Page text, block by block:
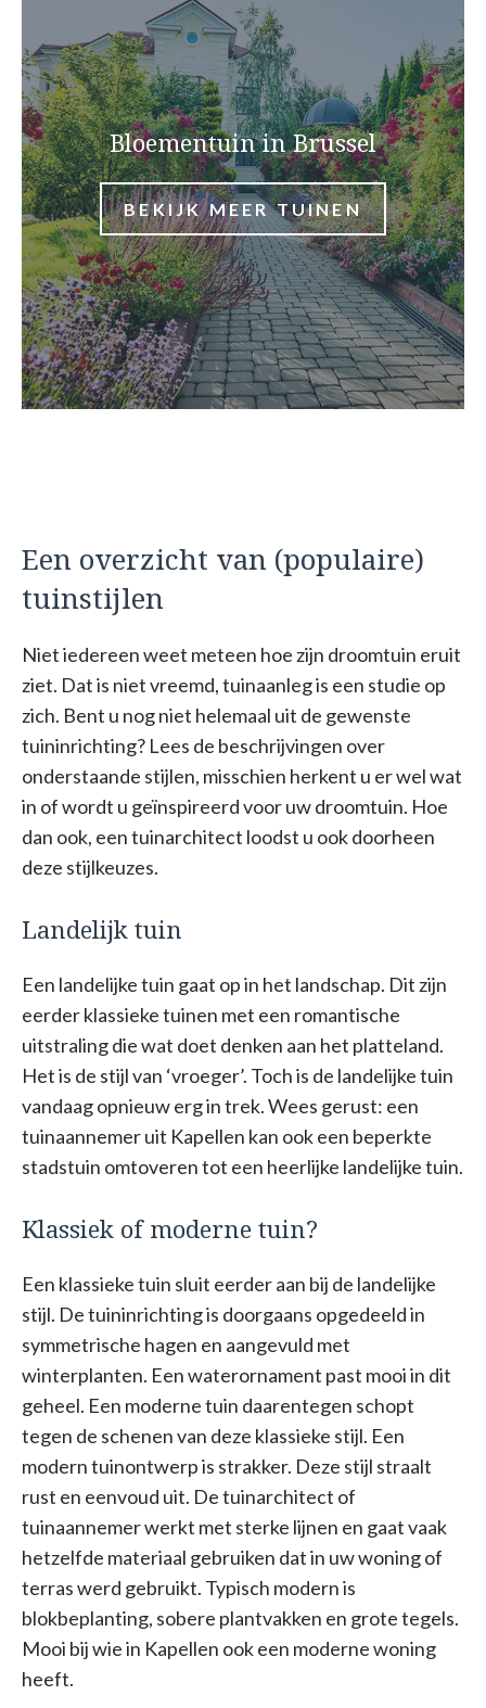
Bloementuin in Brussel
BEKIJK MEER TUINEN
Een overzicht van (populaire)
tuinstijlen
Niet iedereen weet meteen hoe zijn droomtuin eruit
ziet. Dat is niet vreemd, tuinaanleg is een studie op
zich. Bent u nog niet helemaal uit de gewenste
tuininrichting? Lees de beschrijvingen over
onderstaande stijlen, misschien herkent u er wel wat
in of wordt u geïnspireerd voor uw droomtuin. Hoe
dan ook, een tuinarchitect loodst u ook doorheen
deze stijlkeuzes.
Landelijk tuin
Een landelijke tuin gaat op in het landschap. Dit zijn
eerder klassieke tuinen met een romantische
uitstraling die wat doet denken aan het platteland.
Het is de stijl van ‘vroeger’. Toch is de landelijke tuin
vandaag opnieuw erg in trek. Wees gerust: een
tuinaannemer uit Kapellen kan ook een beperkte
stadstuin omtoveren tot een heerlijke landelijke tuin.
Klassiek of moderne tuin?
Een klassieke tuin sluit eerder aan bij de landelijke
stijl. De tuininrichting is doorgaans opgedeeld in
symmetrische hagen en aangevuld met
winterplanten. Een waterornament past mooi in dit
geheel. Een moderne tuin daarentegen schopt
tegen de schenen van deze klassieke stijl. Een
modern tuinontwerp is strakker. Deze stijl straalt
rust en eenvoud uit. De tuinarchitect of
tuinaannemer werkt met sterke lijnen en gaat vaak
hetzelfde materiaal gebruiken dat in uw woning of
terras werd gebruikt. Typisch modern is
blokbeplanting, sobere plantvakken en grote tegels.
Mooi bij wie in Kapellen ook een moderne woning
heeft.